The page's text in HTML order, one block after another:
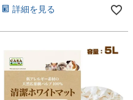
詳細を見る